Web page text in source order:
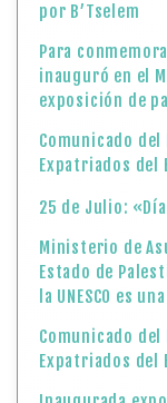
por B’Tselem
Para
inauguró en el
exposición de
Comunicado
Expatriados del
25 de Julio:
Ministerio de
Estado de
la UNESCO es
Comunicado
Expatriados del